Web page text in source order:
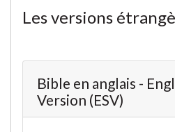
Les versions
Bible en anglais -
Version (ESV)